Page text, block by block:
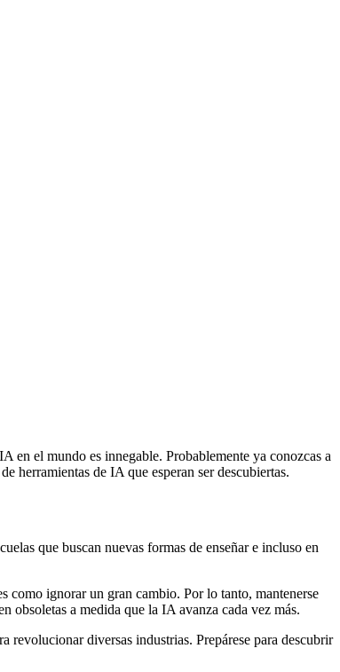
en el mundo es innegable. Probablemente ya conozcas a
herramientas de IA que esperan ser descubiertas.
que buscan nuevas formas de enseñar e incluso en
como ignorar un gran cambio. Por lo tanto, mantenerse
obsoletas a medida que la IA avanza cada vez más.
revolucionar diversas industrias. Prepárese para descubrir